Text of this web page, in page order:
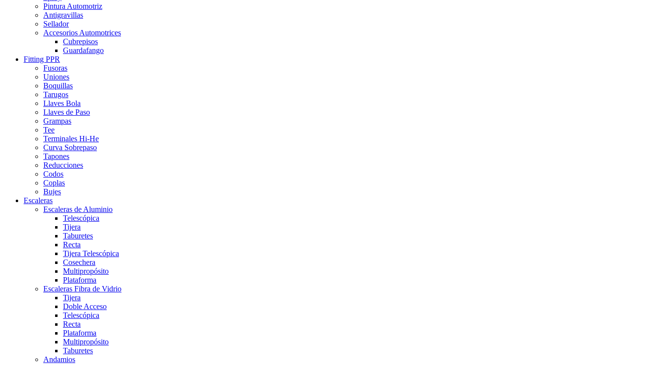
Pintura Automotriz
Antigravillas
Sellador
Accesorios Automotrices
Cubrepisos
Guardafango
Fitting PPR
Fusoras
Uniones
Boquillas
Tarugos
Llaves Bola
Llaves de Paso
Grampas
Tee
Terminales Hi-He
Curva Sobrepaso
Tapones
Reducciones
Codos
Coplas
Bujes
Escaleras
Escaleras de Aluminio
Telescópica
Tijera
Taburetes
Recta
Tijera Telescópica
Cosechera
Multipropósito
Plataforma
Escaleras Fibra de Vidrio
Tijera
Doble Acceso
Telescópica
Recta
Plataforma
Multipropósito
Taburetes
Andamios